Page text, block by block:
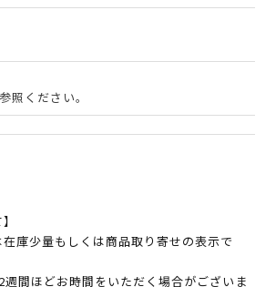
照ください。
庫少量もしくは商品取り寄せの表示で
間ほどお時間をいただく場合がございま